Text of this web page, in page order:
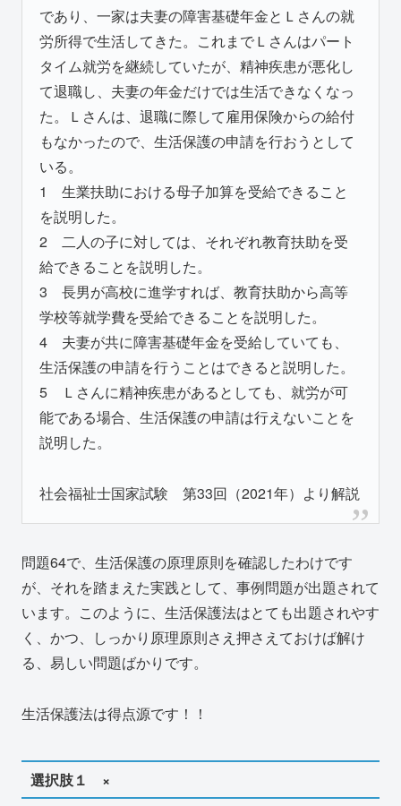
であり、一家は夫妻の障害基礎年金とＬさんの就
労所得で生活してきた。これまでＬさんはパート
タイム就労を継続していたが、精神疾患が悪化し
て退職し、夫妻の年金だけでは生活できなくなっ
た。Ｌさんは、退職に際して雇用保険からの給付
もなかったので、生活保護の申請を行おうとして
いる。
1 生業扶助における母子加算を受給できること
を説明した。
2 二人の子に対しては、それぞれ教育扶助を受
給できることを説明した。
3 長男が高校に進学すれば、教育扶助から高等
学校等就学費を受給できることを説明した。
4 夫妻が共に障害基礎年金を受給していても、
生活保護の申請を行うことはできると説明した。
5 Ｌさんに精神疾患があるとしても、就労が可
能である場合、生活保護の申請は行えないことを
説明した。
社会福祉士国家試験 第33回（2021年）より解説
問題64で、生活保護の原理原則を確認したわけです
が、それを踏まえた実践として、事例問題が出題されて
います。このように、生活保護法はとても出題されやす
く、かつ、しっかり原理原則さえ押さえておけば解け
る、易しい問題ばかりです。
生活保護法は得点源です！！
選択肢１ ×